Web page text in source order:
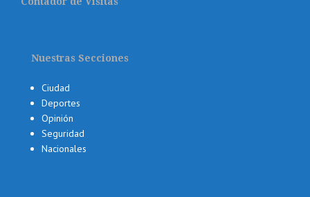
Nuestras Secciones
Ciudad
Deportes
Opinión
Seguridad
Nacionales